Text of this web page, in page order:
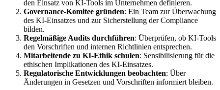
den Einsatz von KI-Tools im Unternehmen definieren.
Governance-Komitee gründen: Ein Team zur Überwachung
des KI-Einsatzes und zur Sicherstellung der Compliance
bilden.
Regelmäßige Audits durchführen: Überprüfen, ob KI-Tools
den Vorschriften und internen Richtlinien entsprechen.
Mitarbeitende zu KI-Ethik schulen: Sensibilisierung für die
ethischen Implikationen des KI-Einsatzes.
Regulatorische Entwicklungen beobachten: Über
Änderungen in Gesetzen und Vorschriften informiert bleiben.